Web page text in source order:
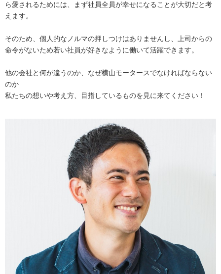
ら愛されるためには、まず社員全員が幸せになることが大切だと考
えます。
そのため、個人的なノルマの押しつけはありませんし、上司からの
命令がないため若い社員が好きなように働いて活躍できます。
他の会社と何が違うのか、なぜ横山モータースでなければならない
のか
私たちの想いや考え方、目指しているものを見に来てください！